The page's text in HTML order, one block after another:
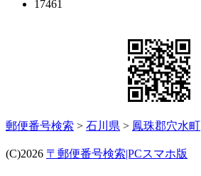
17461
郵便番号検索 > 石川県 > 鳳珠郡穴水町
(C)2026 〒郵便番号検索|PCスマホ版